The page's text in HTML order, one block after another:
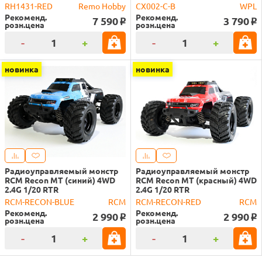
RH1431-RED
Remo Hobby
Рекоменд.
розн.цена 7 590 o
- +
CX002-C-B
WPL
Рекоменд.
розн.цена 3 790 o
- +
новинка
Радиоуправляемый монстр
RCM Recon MT (синий) 4WD
2.4G 1/20 RTR
RCM-RECON-BLUE
RCM
Рекоменд.
розн.цена 2 990 o
- +
новинка
Радиоуправляемый монстр
RCM Recon MT (красный) 4WD
2.4G 1/20 RTR
RCM-RECON-RED
RCM
Рекоменд.
розн.цена 2 990 o
- +